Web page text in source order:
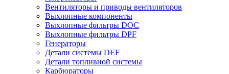
Вентиляторы и приводы вентиляторов
Выхлопные компоненты
Выхлопные фильтры DOC
Выхлопные фильтры DPF
Генераторы
Детали системы DEF
Детали топливной системы
Карбюраторы